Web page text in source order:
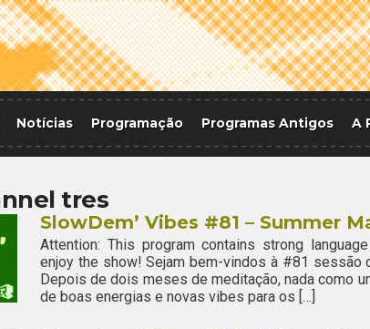
Notícias Programação Programas Antigos A
tres
SlowDem’ Vibes #81 – Summer
Attention: This program contains strong
enjoy the show! Sejam bem-vindos à #81 sessão
Depois de dois meses de meditação, nada como
de boas energias e novas vibes para os […]